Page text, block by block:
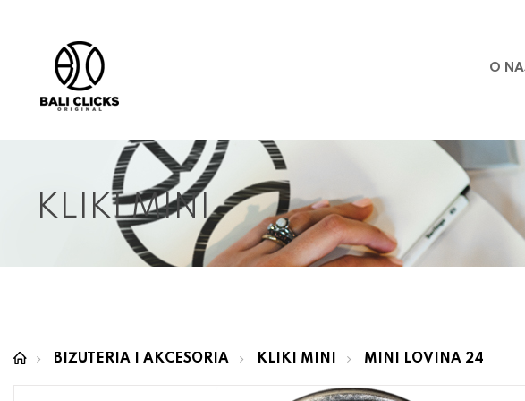
O
KLIKI MINI
BIŻUTERIA I AKCESORIA KLIKI MINI MINI LOVINA 24